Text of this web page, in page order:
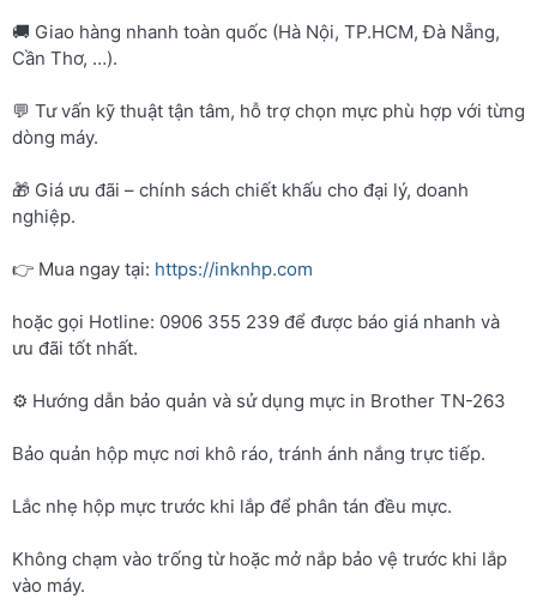
🚚 Giao hàng nhanh toàn quốc (Hà Nội, TP.HCM, Đà Nẵng,
Cần Thơ, …).
💬 Tư vấn kỹ thuật tận tâm, hỗ trợ chọn mực phù hợp với từng
dòng máy.
🎁 Giá ưu đãi – chính sách chiết khấu cho đại lý, doanh
nghiệp.
👉 Mua ngay tại: https://inknhp.com
hoặc gọi Hotline: 0906 355 239 để được báo giá nhanh và
ưu đãi tốt nhất.
⚙️ Hướng dẫn bảo quản và sử dụng mực in Brother TN-263
Bảo quản hộp mực nơi khô ráo, tránh ánh nắng trực tiếp.
Lắc nhẹ hộp mực trước khi lắp để phân tán đều mực.
Không chạm vào trống từ hoặc mở nắp bảo vệ trước khi lắp
vào máy.